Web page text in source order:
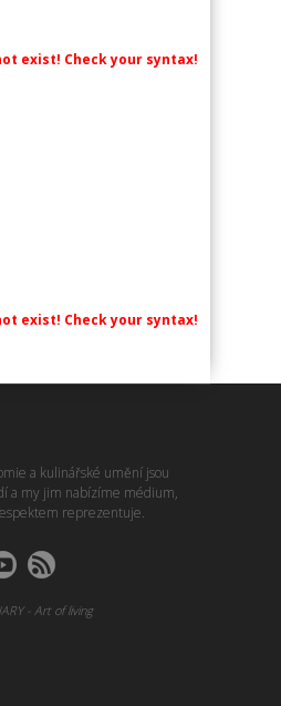
exist! Check your syntax!
exist! Check your syntax!
a kulinářské umění jsou
a my jim nabízíme médium,
reprezentuje.
- Art of living